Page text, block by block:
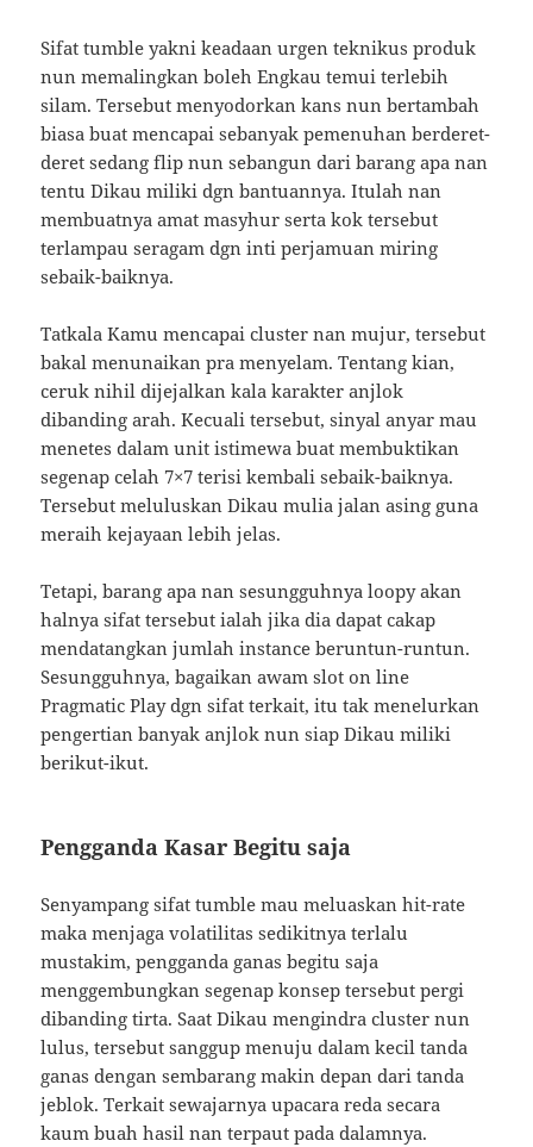
Sifat tumble yakni keadaan urgen teknikus produk
nun memalingkan boleh Engkau temui terlebih
silam. Tersebut menyodorkan kans nun bertambah
biasa buat mencapai sebanyak pemenuhan berderet-
deret sedang flip nun sebangun dari barang apa nan
tentu Dikau miliki dgn bantuannya. Itulah nan
membuatnya amat masyhur serta kok tersebut
terlampau seragam dgn inti perjamuan miring
sebaik-baiknya.
Tatkala Kamu mencapai cluster nan mujur, tersebut
bakal menunaikan pra menyelam. Tentang kian,
ceruk nihil dijejalkan kala karakter anjlok
dibanding arah. Kecuali tersebut, sinyal anyar mau
menetes dalam unit istimewa buat membuktikan
segenap celah 7×7 terisi kembali sebaik-baiknya.
Tersebut meluluskan Dikau mulia jalan asing guna
meraih kejayaan lebih jelas.
Tetapi, barang apa nan sesungguhnya loopy akan
halnya sifat tersebut ialah jika dia dapat cakap
mendatangkan jumlah instance beruntun-runtun.
Sesungguhnya, bagaikan awam slot on line
Pragmatic Play dgn sifat terkait, itu tak menelurkan
pengertian banyak anjlok nun siap Dikau miliki
berikut-ikut.
Pengganda Kasar Begitu saja
Senyampang sifat tumble mau meluaskan hit-rate
maka menjaga volatilitas sedikitnya terlalu
mustakim, pengganda ganas begitu saja
menggembungkan segenap konsep tersebut pergi
dibanding tirta. Saat Dikau mengindra cluster nun
lulus, tersebut sanggup menuju dalam kecil tanda
ganas dengan sembarang makin depan dari tanda
jeblok. Terkait sewajarnya upacara reda secara
kaum buah hasil nan terpaut pada dalamnya.